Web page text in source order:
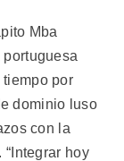
Mba
tiempo por
dominio luso
con la
“Integrar hoy